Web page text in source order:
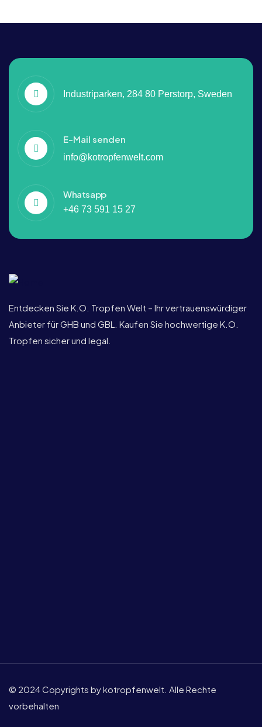
Industriparken, 284 80 Perstorp, Sweden
E-Mail senden
info@kotropfenwelt.com
Whatsapp
+46 73 591 15 27
Entdecken Sie K.O. Tropfen Welt – Ihr vertrauenswürdiger
Anbieter für GHB und GBL. Kaufen Sie hochwertige K.O.
Tropfen sicher und legal.
© 2024 Copyrights by kotropfenwelt. Alle Rechte
vorbehalten